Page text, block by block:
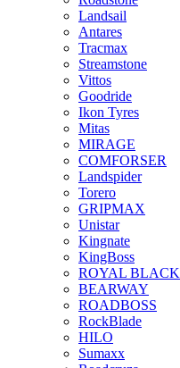
Landsail
Antares
Tracmax
Streamstone
Vittos
Goodride
Ikon Tyres
Mitas
MIRAGE
COMFORSER
Landspider
Torero
GRIPMAX
Unistar
Kingnate
KingBoss
ROYAL BLACK
BEARWAY
ROADBOSS
RockBlade
HILO
Sumaxx